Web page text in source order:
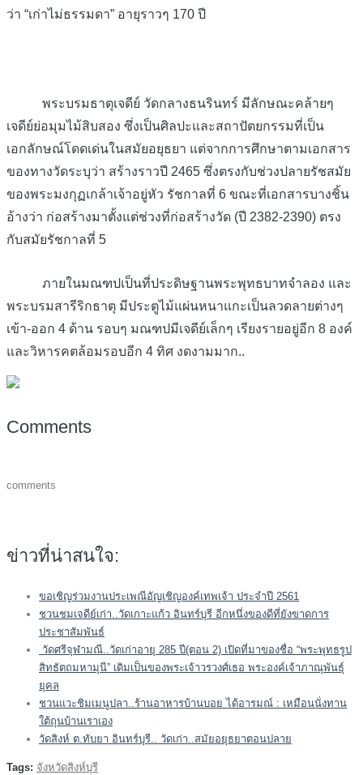
ว่า “เก่าไม่ธรรมดา” อายุราวๆ 170 ปี
พระบรมธาตุเจดีย์ วัดกลางธนรินทร์ มีลักษณะคล้ายๆ
เจดีย์ย่อมุมไม้สิบสอง ซึ่งเป็นศิลปะและสถาปัตยกรรมที่เป็น
เอกลักษณ์โดดเด่นในสมัยอยุธยา แต่จากการศึกษาตามเอกสาร
ของทางวัดระบุว่า สร้างราวปี 2465 ซึ่งตรงกับช่วงปลายรัชสมัย
ของพระมงกุฏเกล้าเจ้าอยู่หัว รัชกาลที่ 6 ขณะที่เอกสารบางชิ้น
อ้างว่า ก่อสร้างมาตั้งแต่ช่วงที่ก่อสร้างวัด (ปี 2382-2390) ตรง
กับสมัยรัชกาลที่ 5
ภายในมณฑปเป็นที่ประดิษฐานพระพุทธบาทจำลอง และ
พระบรมสารีริกธาตุ มีประตูไม้แผ่นหนาแกะเป็นลวดลายต่างๆ
เข้า-ออก 4 ด้าน รอบๆ มณฑปมีเจดีย์เล็กๆ เรียงรายอยู่อีก 8 องค์
และวิหารคตล้อมรอบอีก 4 ทิศ งดงามมาก..
Comments
comments
ข่าวที่น่าสนใจ:
ขอเชิญร่วมงานประเพณีอัญเชิญองค์เทพเจ้า ประจำปี 2561
ชวนชมเจดีย์เก่า..วัดเกาะแก้ว อินทร์บุรี อีกหนึ่งของดีที่ยังขาดการ
ประชาสัมพันธ์
วัดศรีจุฬามณี..วัดเก่าอายุ 285 ปี(ตอน 2) เปิดที่มาของชื่อ “พระพุทธรูป
สิทธัตถมหามุนี” เดิมเป็นของพระเจ้าวรวงศ์เธอ พระองค์เจ้าภาณุพันธุ์
ยุคล
ชวนแวะชิมเมนูปลา..ร้านอาหารบ้านบอย ได้อารมณ์ : เหมือนนั่งทาน
ใต้ถุนบ้านเราเอง
วัดสิงห์ ต.ทับยา อินทร์บุรี.. วัดเก่า..สมัยอยุธยาตอนปลาย
Tags: จังหวัดสิงห์บุรี